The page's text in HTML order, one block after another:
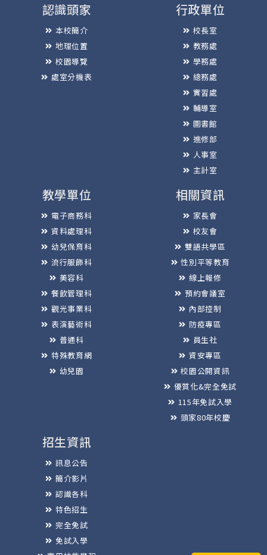
認識頭家
本校簡介
地理位置
校園導覽
處室分機表
行政單位
校長室
教務處
學務處
總務處
實習處
輔導室
圖書館
進修部
人事室
主計室
教學單位
電子商務科
資料處理科
幼兒保育科
流行服飾科
美容科
餐飲管理科
觀光事業科
表演藝術科
普通科
特殊教育網
幼兒園
相關資訊
家長會
校友會
雙語共學區
性別平等教育
線上報修
預約會議室
內部控制
防疫專區
員生社
資安專區
校園公開資訊
優質化&完全免試
115年免試入學
頭家80年校慶
招生資訊
訊息公告
簡介影片
認識各科
特色招生
完全免試
免試入學